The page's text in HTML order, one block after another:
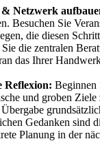
& Netzwerk
Besuchen Sie
die diesen
die zentralen
das Ihrer
Reflexion: Beginnen
und groben
Gedanken sind
Planung in der
verwendet Matomo,
Software um
zu sammeln.
(GTM)
Manager selbst
das Nachladen